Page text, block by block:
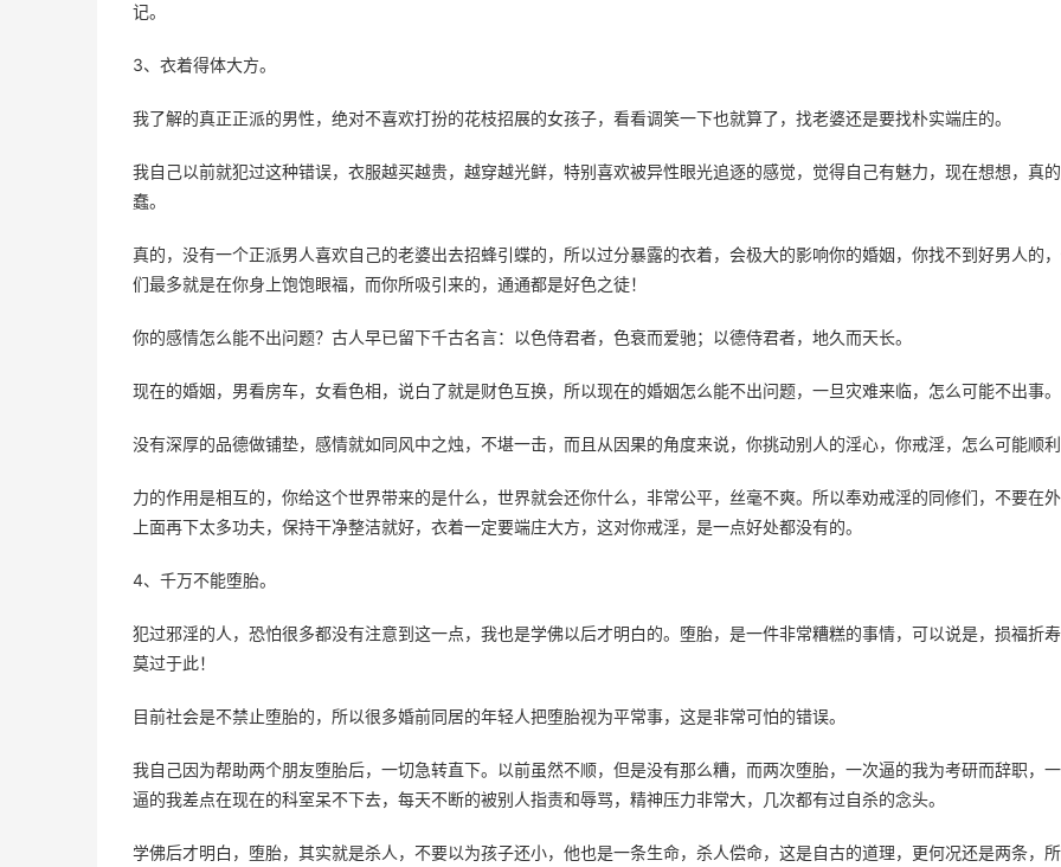
记。
3、衣着得体大方。
我了解的真正正派的男性，绝对不喜欢打扮的花枝招展的女孩子，看看调笑一下也就算了，找老婆还是要找朴实端庄的。
我自己以前就犯过这种错误，衣服越买越贵，越穿越光鲜，特别喜欢被异性眼光追逐的感觉，觉得自己有魅力，现在想想，真
蠢。
真的，没有一个正派男人喜欢自己的老婆出去招蜂引蝶的，所以过分暴露的衣着，会极大的影响你的婚姻，你找不到好男人的
们最多就是在你身上饱饱眼福，而你所吸引来的，通通都是好色之徒！
你的感情怎么能不出问题？古人早已留下千古名言：以色侍君者，色衰而爱驰；以德侍君者，地久而天长。
现在的婚姻，男看房车，女看色相，说白了就是财色互换，所以现在的婚姻怎么能不出问题，一旦灾难来临，怎么可能不出事。
没有深厚的品德做铺垫，感情就如同风中之烛，不堪一击，而且从因果的角度来说，你挑动别人的淫心，你戒淫，怎么可能顺利
力的作用是相互的，你给这个世界带来的是什么，世界就会还你什么，非常公平，丝毫不爽。所以奉劝戒淫的同修们，不要在
上面再下太多功夫，保持干净整洁就好，衣着一定要端庄大方，这对你戒淫，是一点好处都没有的。
4、千万不能堕胎。
犯过邪淫的人，恐怕很多都没有注意到这一点，我也是学佛以后才明白的。堕胎，是一件非常糟糕的事情，可以说是，损福折寿
莫过于此！
目前社会是不禁止堕胎的，所以很多婚前同居的年轻人把堕胎视为平常事，这是非常可怕的错误。
我自己因为帮助两个朋友堕胎后，一切急转直下。以前虽然不顺，但是没有那么糟，而两次堕胎，一次逼的我为考研而辞职，
逼的我差点在现在的科室呆不下去，每天不断的被别人指责和辱骂，精神压力非常大，几次都有过自杀的念头。
学佛后才明白，堕胎，其实就是杀人，不要以为孩子还小，他也是一条生命，杀人偿命，这是自古的道理，更何况还是两条，